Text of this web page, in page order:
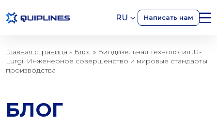
RU Написать нам
Главная страница » Блог » Биодизельная технология JJ-
Lurgi: Инженерное совершенство и мировые стандарты
производства
БЛОГ